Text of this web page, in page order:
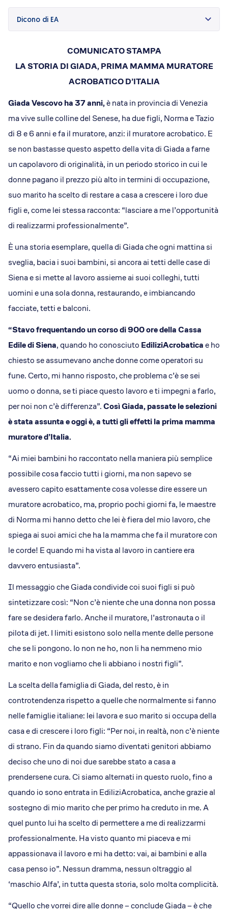
Approfondimenti
News
Dicono di EA
COMUNICATO STAMPA
LA STORIA DI GIADA, PRIMA MAMMA MURATORE
ACROBATICO D’ITALIA
Giada Vescovo ha 37 anni,è nata in provincia di Venezia
ma vive sulle colline del Senese, ha due figli, Norma e Tazio
di 8 e 6 anni e fa il muratore, anzi: il muratore acrobatico. E
se non bastasse questo aspetto della vita di Giada a farne
un capolavoro di originalità, in un periodo storico in cui le
donne pagano il prezzo più alto in termini di occupazione,
suo marito ha scelto di restare a casa a crescere i loro due
figli e, come lei stessa racconta: “lasciare a me l’opportunità
di realizzarmi professionalmente”.
È una storia esemplare, quella di Giada che ogni mattina si
sveglia, bacia i suoi bambini, si ancora ai tetti delle case di
Siena e si mette al lavoro assieme ai suoi colleghi, tutti
uomini e una sola donna, restaurando, e imbiancando
facciate, tetti e balconi.
“Stavo frequentando un corso di 900 ore della Cassa
Edile di Siena, quando ho conosciuto EdiliziAcrobaticae ho
chiesto se assumevano anche donne come operatori su
fune. Certo, mi hanno risposto, che problema c’è se sei
uomo o donna, se ti piace questo lavoro e ti impegni a farlo,
per noi non c’è differenza”.Così Giada, passate le selezioni
è stata assunta e oggi è, a tutti gli effetti la prima mamma
muratore d’Italia.
“Ai miei bambini ho raccontato nella maniera più semplice
possibile cosa faccio tutti i giorni, ma non sapevo se
avessero capito esattamente cosa volesse dire essere un
muratore acrobatico, ma, proprio pochi giorni fa, le maestre
di Norma mi hanno detto che lei è fiera del mio lavoro, che
spiega ai suoi amici che ha la mamma che fa il muratore con
le corde! E quando mi ha vista al lavoro in cantiere era
davvero entusiasta”.
Il messaggio che Giada condivide coi suoi figli si può
sintetizzare così: “Non c’è niente che una donna non possa
fare se desidera farlo. Anche il muratore, l’astronauta o il
pilota di jet. I limiti esistono solo nella mente delle persone
che se li pongono. Io non ne ho, non li ha nemmeno mio
marito e non vogliamo che li abbiano i nostri figli”.
La scelta della famiglia di Giada, del resto, è in
controtendenza rispetto a quelle che normalmente si fanno
nelle famiglie italiane: lei lavora e suo marito si occupa della
casa e di crescere i loro figli: “Per noi, in realtà, non c’è niente
di strano. Fin da quando siamo diventati genitori abbiamo
deciso che uno di noi due sarebbe stato a casa a
prendersene cura. Ci siamo alternati in questo ruolo, fino a
quando io sono entrata in EdiliziAcrobatica, anche grazie al
sostegno di mio marito che per primo ha creduto in me. A
quel punto lui ha scelto di permettere a me di realizzarmi
professionalmente. Ha visto quanto mi piaceva e mi
appassionava il lavoro e mi ha detto: vai, ai bambini e alla
casa penso io”. Nessun dramma, nessun oltraggio al
‘maschio Alfa’, in tutta questa storia, solo molta complicità.
“Quello che vorrei dire alle donne – conclude Giada – è che